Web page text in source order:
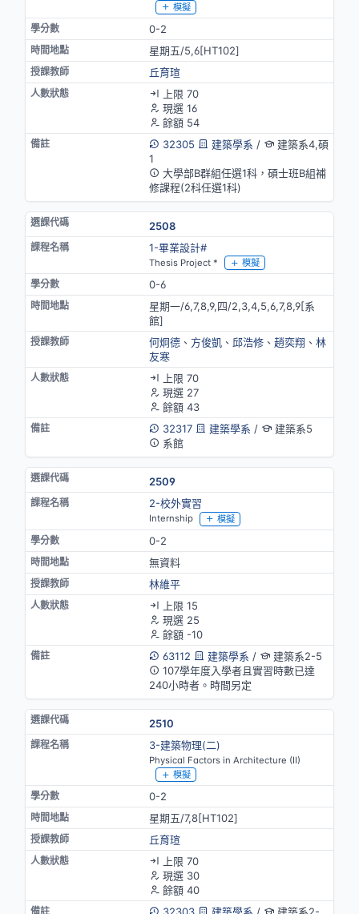
模擬
0-2
星期五/5,6[HT102]
丘育瑄
上限 70
現選 16
餘額 54
32305
建築學系 /
建築系4,碩
1
大學部B群組任選1科，碩士班B組補
修課程(2科任選1科)
2508
1-畢業設計#
Thesis Project * 模擬
0-6
星期一/6,7,8,9,四/2,3,4,5,6,7,8,9[系
館]
何炯德、 方俊凱 、 邱浩修、 趙奕翔 、 林
友寒
上限 70
現選 27
餘額 43
32317
建築學系 /
建築系5
系館
2509
2-校外實習
Internship 模擬
0-2
無資料
林維平
上限 15
現選 25
餘額 -10
63112
建築學系 /
建築系2-5
107學年度入學者且實習時數已達
240小時者。時間另定
2510
3-建築物理(二)
Physical Factors in Architecture (II)
模擬
0-2
星期五/7,8[HT102]
丘育瑄
上限 70
現選 30
餘額 40